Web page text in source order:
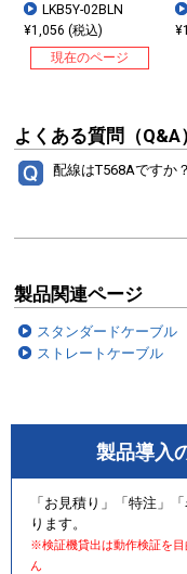
LKB5Y-02BLN
¥1,056 (税込)
現在のページ
よくある質問（Q&A
配線はT568Aですか
製品関連ページ
スタンダードケーブル
ストレートケーブル
製品導入
「お見積り」「特注」
ります。
※検証機貸出は動作検証を
ん